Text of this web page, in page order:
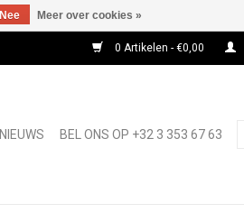
0 Artikelen - €0,00
NIEUWS BEL ONS OP +32 3 353 67 63
Nee Meer over cookies »